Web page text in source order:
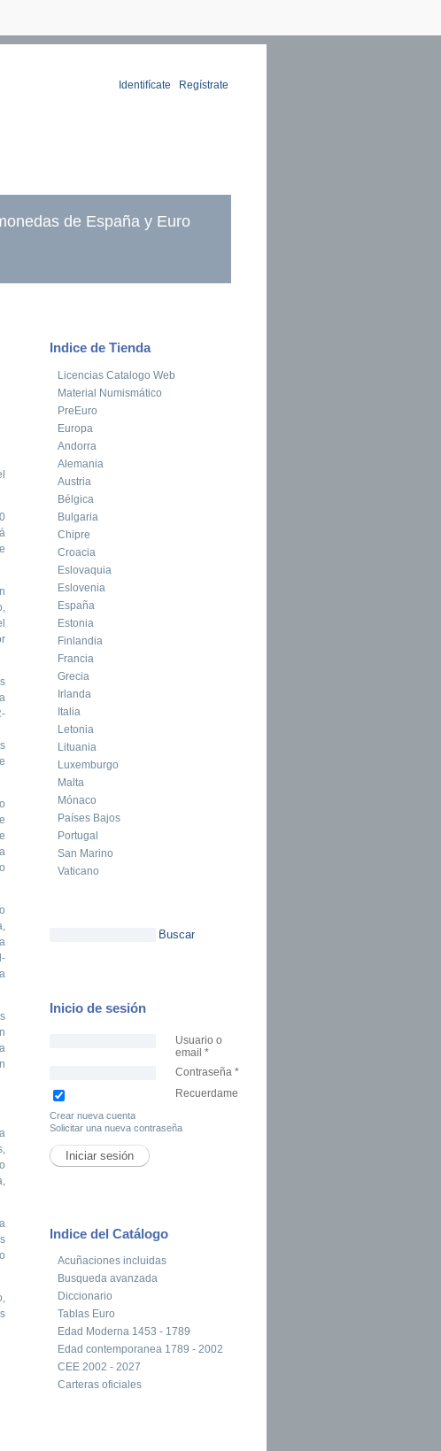
Identifícate Regístrate
de España y Euro
Indice de Tienda
Licencias Catalogo Web
Material Numismático
PreEuro
Europa
Andorra
Alemania
Austria
Bélgica
Bulgaria
Chipre
Croacia
Eslovaquia
Eslovenia
España
Estonia
Finlandia
Francia
Grecia
Irlanda
Italia
Letonia
Lituania
Luxemburgo
Malta
Mónaco
Países Bajos
Portugal
San Marino
Vaticano
Inicio de sesión
Usuario o
email *
Contraseña *
Recuerdame
Crear nueva cuenta
Solicitar una nueva contraseña
Indice del Catálogo
Acuñaciones incluidas
Busqueda avanzada
Diccionario
Tablas Euro
Edad Moderna 1453 - 1789
Edad contemporanea 1789 - 2002
CEE 2002 - 2027
Carteras oficiales